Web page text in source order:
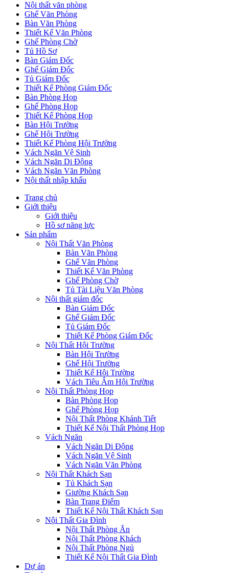
Nội thất văn phòng
Ghế Văn Phòng
Bàn Văn Phòng
Thiết Kế Văn Phòng
Ghế Phòng Chờ
Tủ Hồ Sơ
Bàn Giám Đốc
Ghế Giám Đốc
Tủ Giám Đốc
Thiết Kế Phòng Giám Đốc
Bàn Phòng Họp
Ghế Phòng Họp
Thiết Kế Phòng Họp
Bàn Hội Trường
Ghế Hội Trường
Thiết Kế Phòng Hội Trường
Vách Ngăn Vệ Sinh
Vách Ngăn Di Động
Vách Ngăn Văn Phòng
Nội thất nhập khẩu
Trang chủ
Giới thiệu
Giới thiệu
Hồ sơ năng lực
Sản phẩm
Nội Thất Văn Phòng
Bàn Văn Phòng
Ghế Văn Phòng
Thiết Kế Văn Phòng
Ghế Phòng Chờ
Tủ Tài Liệu Văn Phòng
Nội thất giám đốc
Bàn Giám Đốc
Ghế Giám Đốc
Tủ Giám Đốc
Thiết Kế Phòng Giám Đốc
Nội Thất Hội Trường
Bàn Hội Trường
Ghế Hội Trường
Thiết Kế Hội Trường
Vách Tiêu Âm Hội Trường
Nội Thất Phòng Họp
Bàn Phòng Họp
Ghế Phòng Họp
Nội Thất Phòng Khánh Tiết
Thiết Kế Nội Thất Phòng Họp
Vách Ngăn
Vách Ngăn Di Động
Vách Ngăn Vệ Sinh
Vách Ngăn Văn Phòng
Nội Thất Khách Sạn
Tủ Khách Sạn
Giường Khách Sạn
Bàn Trang Điểm
Thiết Kế Nội Thất Khách Sạn
Nội Thất Gia Đình
Nội Thất Phòng Ăn
Nội Thất Phòng Khách
Nội Thất Phòng Ngủ
Thiết Kế Nội Thất Gia Đình
Dự án